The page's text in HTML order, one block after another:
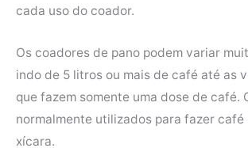
cada uso do coador.
Os coadores de pano podem variar
indo de 5 litros ou mais de café até as
que fazem somente uma dose de café.
normalmente utilizados para fazer
xícara.